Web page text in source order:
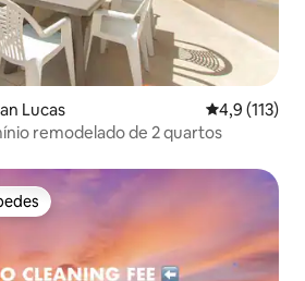
Lucas 4,9 de uma
4,9 (113)
remodelado de 2 quartos
dos hóspedes